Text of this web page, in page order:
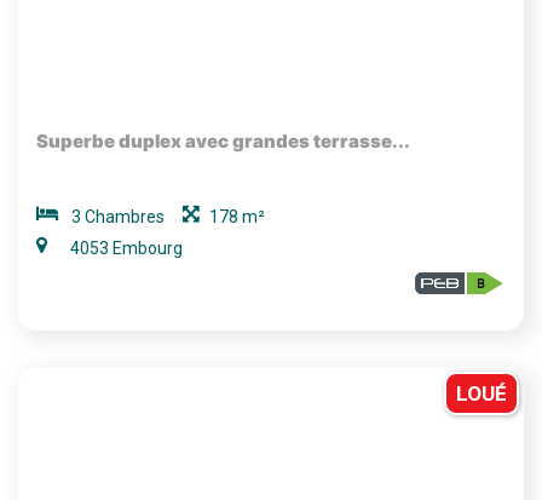
Superbe duplex avec grandes terrasse...
3 Chambres
178 m²
4053 Embourg
LOUÉ